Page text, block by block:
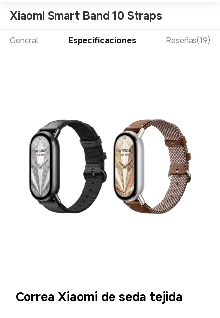
Xiaomi Smart Band 10 Straps
General Especificaciones Reseñas(19)
Correa Xiaomi de seda tejida